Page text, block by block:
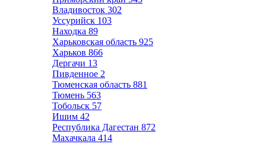
Владивосток 302
Уссурийск 103
Находка 89
Харьковская область 925
Харьков 866
Дергачи 13
Пивденное 2
Тюменская область 881
Тюмень 563
Тобольск 57
Ишим 42
Республика Дагестан 872
Махачкала 414